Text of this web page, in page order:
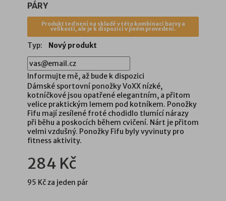
PÁRY
Produkt teď není na skladě v této kombinaci barvy a
velikosti, ale je k dispozici v jiném provedení.
Typ: Nový produkt
Informujte mě, až bude k dispozici
Dámské sportovní ponožky VoXX nízké,
kotníčkové jsou opatřené elegantním, a přitom
velice praktickým lemem pod kotníkem. Ponožky
Fifu mají zesílené froté chodidlo tlumící nárazy
při běhu a poskocích během cvičení. Nárt je přitom
velmi vzdušný. Ponožky Fifu byly vyvinuty pro
fitness aktivity.
284 Kč
95 Kčza jeden pár